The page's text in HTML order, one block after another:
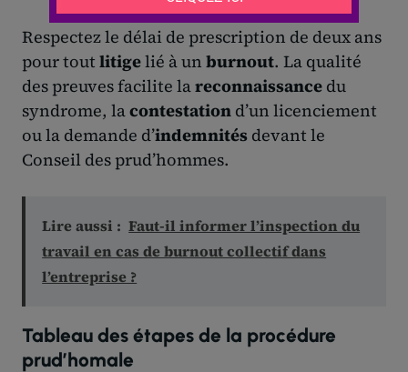
Respectez le délai de prescription de deux ans
pour tout litigelié à un burnout. La qualité
des preuves facilite lareconnaissance du
syndrome, lacontestation d’un licenciement
ou la demande d’indemnités devant le
Conseil des prud’hommes.
Lire aussi : Faut-il informer l’inspection du
travail en cas de burnout collectif dans
l’entreprise ?
Tableau des étapes de la procédure
prud’homale